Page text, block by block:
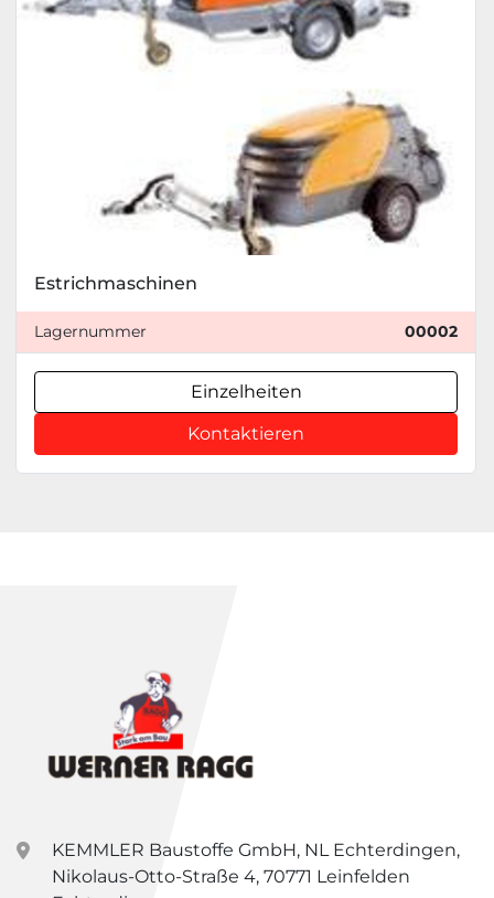
Estrichmaschinen
Lagernummer 00002
Einzelheiten
Kontaktieren
KEMMLER Baustoffe GmbH, NL Echterdingen,
Nikolaus-Otto-Straße 4, 70771 Leinfelden